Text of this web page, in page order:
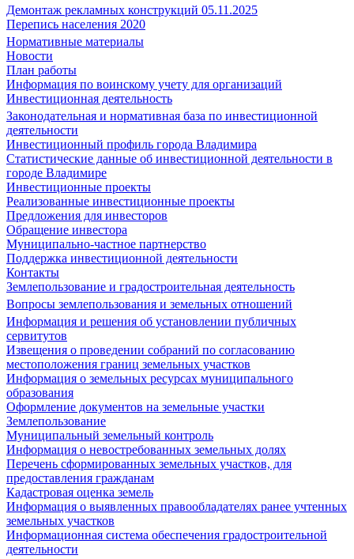
Демонтаж рекламных конструкций 05.11.2025
Перепись населения 2020
Нормативные материалы
Новости
План работы
Информация по воинскому учету для организаций
Инвестиционная деятельность
Законодательная и нормативная база по инвестиционной
деятельности
Инвестиционный профиль города Владимира
Статистические данные об инвестиционной деятельности в
городе Владимире
Инвестиционные проекты
Реализованные инвестиционные проекты
Предложения для инвесторов
Обращение инвестора
Муниципально-частное партнерство
Поддержка инвестиционной деятельности
Контакты
Землепользование и градостроительная деятельность
Вопросы землепользования и земельных отношений
Информация и решения об установлении публичных
сервитутов
Извещения о проведении собраний по согласованию
местоположения границ земельных участков
Информация о земельных ресурсах муниципального
образования
Оформление документов на земельные участки
Землепользование
Муниципальный земельный контроль
Информация о невостребованных земельных долях
Перечень сформированных земельных участков, для
предоставления гражданам
Кадастровая оценка земель
Информация о выявленных правообладателях ранее учтенных
земельных участков
Информационная система обеспечения градостроительной
деятельности